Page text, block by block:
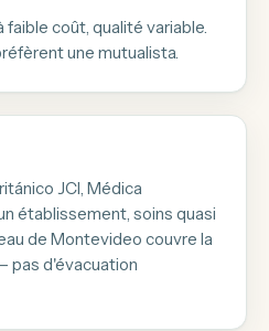
coût, qualité variable.
une mutualista.
JCI, Médica
établissement, soins quasi
de Montevideo couvre la
pas d'évacuation